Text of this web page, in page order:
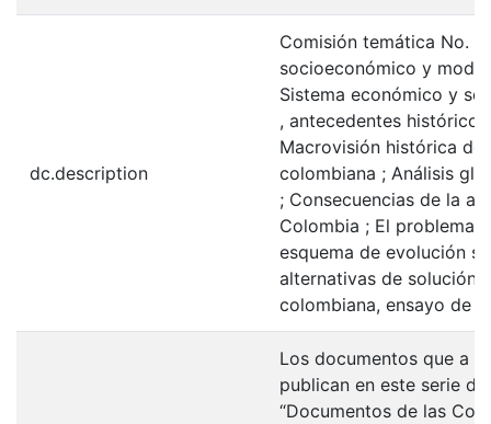
dc.description
Comisión temática No. 1,
socioeconómico y
Sistema económico y
, antecedentes
Macrovisión histórica de
colombiana ; Análisis
; Consecuencias de la
Colombia ; El problema
esquema de evolución
alternativas de solución
colombiana, ensayo de
Los documentos que a
publican en este serie
“Documentos de las